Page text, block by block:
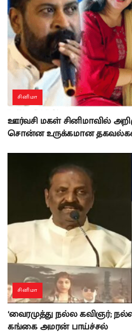
சினிமா
ஊர்வசி மகள் சினிமாவில்
சொன்ன உருக்கமான
சினிமா
‘வைரமுத்து நல்ல கவிஞர்;
கங்கை அமரன் பாய்ச்சல்